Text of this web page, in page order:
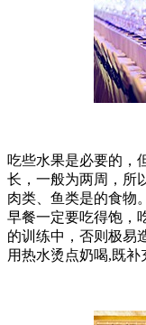
吃些水果是必要的，
长，一般为两周，所
肉类、鱼类是的食物
早餐一定要吃得饱，
的训练中，否则极易
用热水烫点奶喝,既补